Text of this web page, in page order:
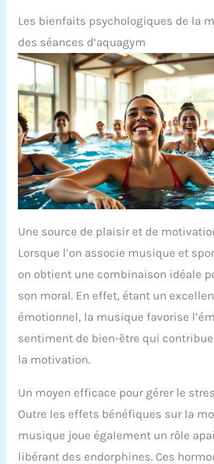
Les bienfaits psychologiques de la
des séances d’aquagym
Une source de plaisir et de
Lorsque l’on associe musique et
on obtient une combinaison idéale
son moral. En effet, étant un
émotionnel, la musique favorise
sentiment de bien-être qui
la motivation.
Un moyen efficace pour gérer le
Outre les effets bénéfiques sur la
musique joue également un rôle
libérant des endorphines. Ces